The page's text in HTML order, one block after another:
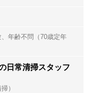
年齢不問（70歳定年
日常清掃スタッフ
）